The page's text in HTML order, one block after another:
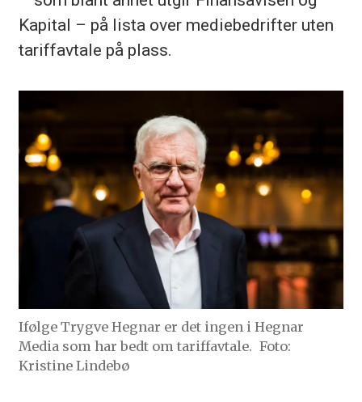
Kapital – på lista over mediebedrifter uten
tariffavtale på plass.
Ifølge Trygve Hegnar er det ingen i Hegnar
Media som har bedt om tariffavtale. Foto:
Kristine Lindebø